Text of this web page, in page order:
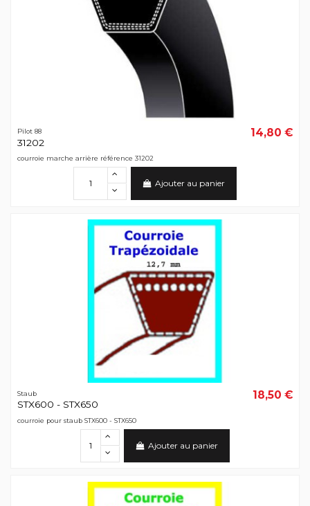
Pilot 88
31202
14,80 €
courroie marche arrière référence 31202
Ajouter au panier
Staub
STX600 - STX650
18,50 €
courroie pour staub STX600 - STX650
Ajouter au panier